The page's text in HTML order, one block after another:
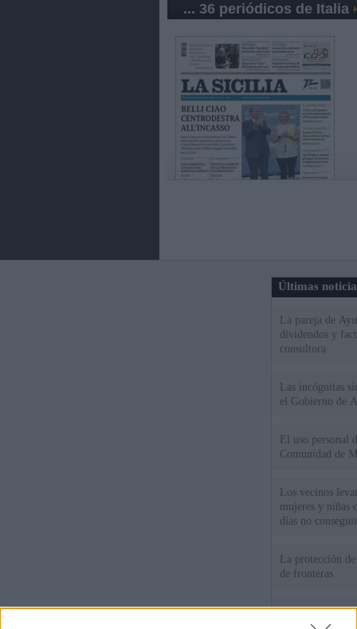
... 36 periódicos de Italia
Últimas
La pareja de
dividendos y
consultora
Las incógnitas
el Gobierno de
El uso personal
Comunidad de
Los vecinos
mujeres y niñas
días no
La protección
de fronteras
Meloni
mientras llama